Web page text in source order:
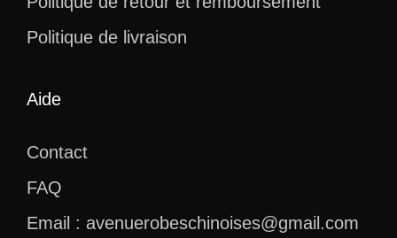
Politique de livraison
Aide
Contact
FAQ
Email : avenuerobeschinoises@gmail.com